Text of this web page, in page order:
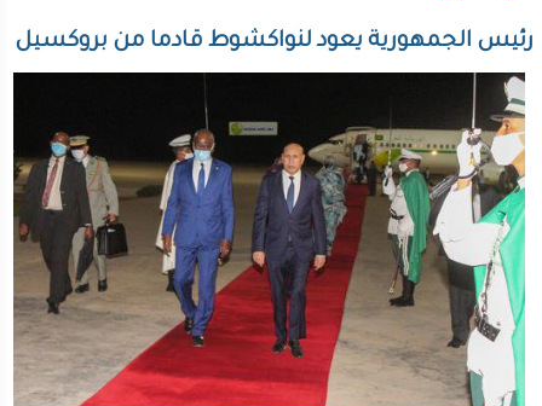
رئيس الجمهورية يعود لنواكشوط قادما من بروكسيل